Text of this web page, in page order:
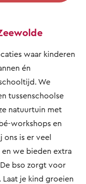
waar kinderen
én
We
tussenschoolse
natuurtuin met
workshops en
ons is er veel
we bieden extra
bso zorgt voor
je kind groeien